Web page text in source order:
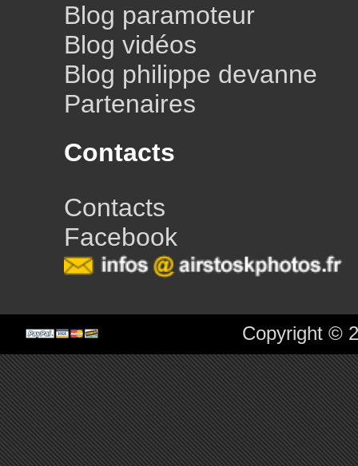
Blog paramoteur
Blog vidéos
Blog philippe devanne
Partenaires
Contacts
Contacts
Facebook
Copyright ©